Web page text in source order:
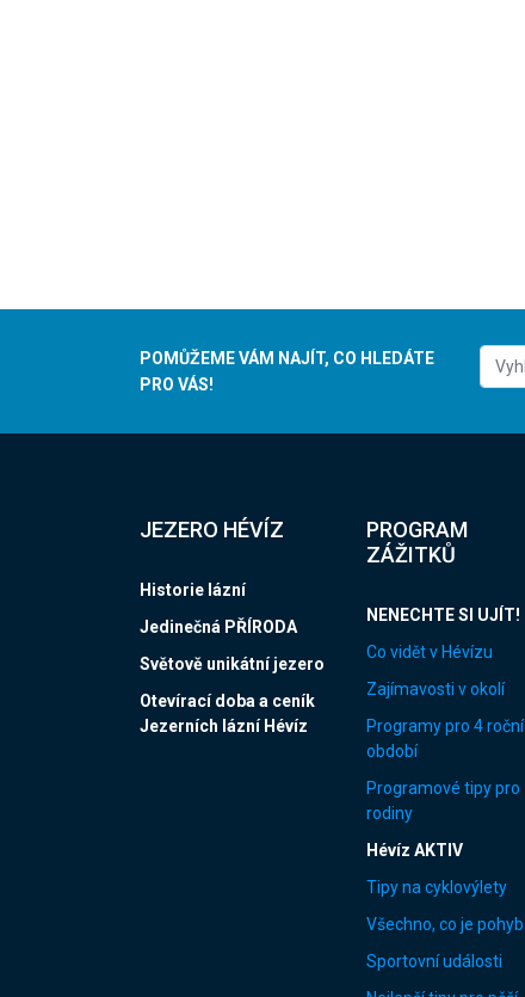
POMŮŽEME VÁM NAJÍT, CO HLEDÁTE
PRO VÁS!
JEZERO HÉVÍZ
Historie lázní
Jedinečná PŘÍRODA
Světově unikátní jezero
Otevírací doba a ceník
Jezerních lázní Hévíz
PROGRAM
ZÁŽITKŮ
NENECHTE SI UJÍT!
Co vidět v Hévízu
Zajímavosti v okolí
Programy pro 4 roční
období
Programové tipy pro
rodiny
Hévíz AKTIV
Tipy na cyklovýlety
Všechno, co je pohyb
Sportovní události